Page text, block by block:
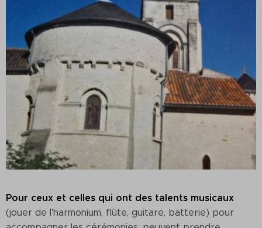
Pour ceux et celles qui ont des talents musicaux
(jouer de l'harmonium, flûte, guitare, batterie) pour